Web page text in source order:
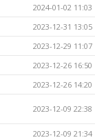
2024-01-02 11:03
2023-12-31 13:05
2023-12-29 11:07
2023-12-26 16:50
2023-12-26 14:20
2023-12-09 22:38
2023-12-09 21:34